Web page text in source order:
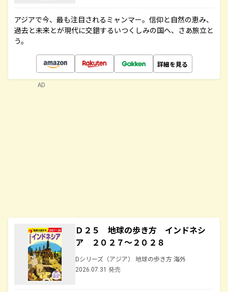
アジアで今、最も注目されるミャンマー。信仰と自然の恵み、
過去と未来とが現代に交錯するいつくしみの国へ、さあ旅立と
う。
詳細を見る
Ｄ２５ 地球の歩き方 インドネシ
ア ２０２７～２０２８
Dシリーズ（アジア） 地球の歩き方 海外
2026.07.31 発売
AD